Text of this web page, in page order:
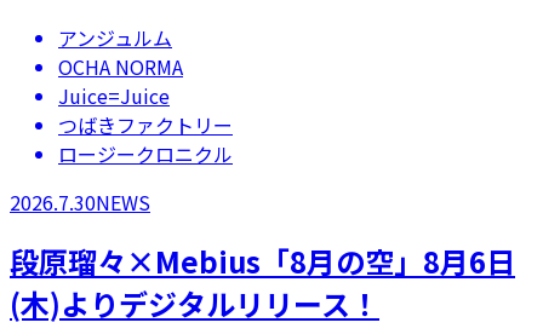
アンジュルム
OCHA NORMA
Juice=Juice
つばきファクトリー
ロージークロニクル
2026.7.30NEWS
段原瑠々×Mebius「8月の空」8月6日
(木)よりデジタルリリース！